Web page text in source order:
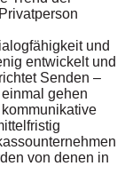
und
entwickelt und
Senden –
gehen
von denen in